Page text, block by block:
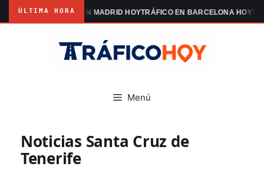
ÚLTIMA HORA
TRÁFICO EN MADRID HOYTRÁFICO EN BARCELONA HOYTRÁFICO
Menú
Noticias Santa Cruz de
Tenerife